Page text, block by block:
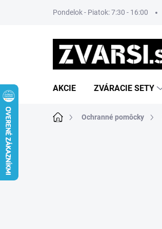
Pondelok - Piatok: 7:30 - 16:00
AKCIE ZVÁRACIE SETY
DomovOchranné pomôcky